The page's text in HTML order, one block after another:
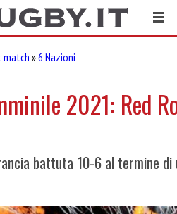
match »6 Nazioni
2021: Red
battuta 10-6 al termine